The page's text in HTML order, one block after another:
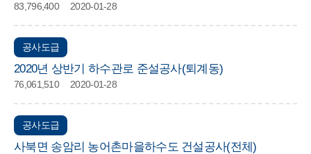
83,796,400 2020-01-28
공사도급
2020년 상반기 하수관로 준설공사(퇴계동)
76,061,510 2020-01-28
공사도급
사북면 송암리 농어촌마을하수도 건설공사(전체)